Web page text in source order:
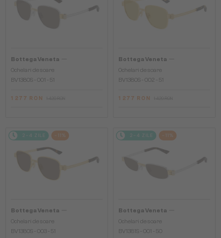
Bottega Veneta
Ochelari de soare
BV1380S - 001 - 51
1 277 RON
Bottega Veneta
Ochelari de soare
BV1380S - 002 - 51
1 277 RON
2-4 ZILE -11%
Bottega Veneta
Ochelari de soare
BV1380S - 003 - 51
2-4 ZILE -11%
Bottega Veneta
Ochelari de soare
BV1381S - 001 - 50